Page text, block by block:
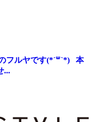
フルヤです(*´꒳`*) 本
...